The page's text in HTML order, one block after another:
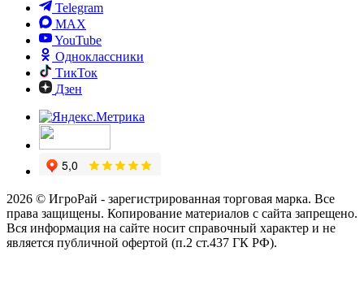
Telegram
MAX
YouTube
Одноклассники
ТикТок
Дзен
2026 © ИгроРай - зарегистрированная торговая марка. Все
права защищены. Копирование материалов с сайта запрещено.
Вся информация на сайте носит справочный характер и не
является публичной офертой (п.2 ст.437 ГК РФ).